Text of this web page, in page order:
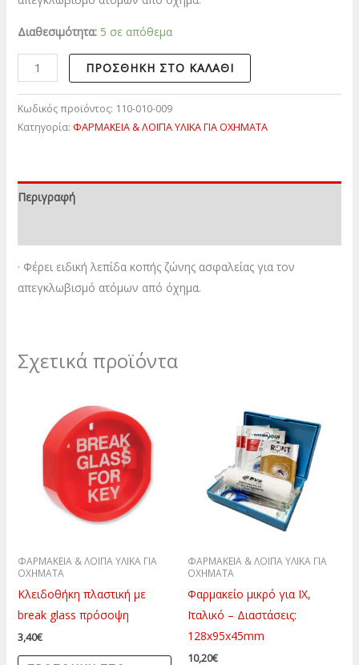
Διαθεσιμότητα: 5 σε απόθεμα
ΠΡΟΣΘΉΚΗ ΣΤΟ ΚΑΛΆΘΙ
Κωδικός προϊόντος: 110-010-009
Κατηγορία: ΦΑΡΜΑΚΕΙΑ & ΛΟΙΠΑ ΥΛΙΚΑ ΓΙΑ ΟΧΗΜΑΤΑ
Περιγραφή
· Φέρει ειδική λεπίδα κοπής ζώνης ασφαλείας για τον
απεγκλωβισμό ατόμων από όχημα.
Σχετικά προϊόντα
ΦΑΡΜΑΚΕΙΑ & ΛΟΙΠΑ ΥΛΙΚΑ ΓΙΑ
ΟΧΗΜΑΤΑ
Κλειδοθήκη πλαστική με
break glass πρόσοψη
3,40€
ΦΑΡΜΑΚΕΙΑ & ΛΟΙΠΑ ΥΛΙΚΑ ΓΙΑ
ΟΧΗΜΑΤΑ
Φαρμακείο μικρό για ΙΧ,
Ιταλικό – Διαστάσεις:
128x95x45mm
10,20€